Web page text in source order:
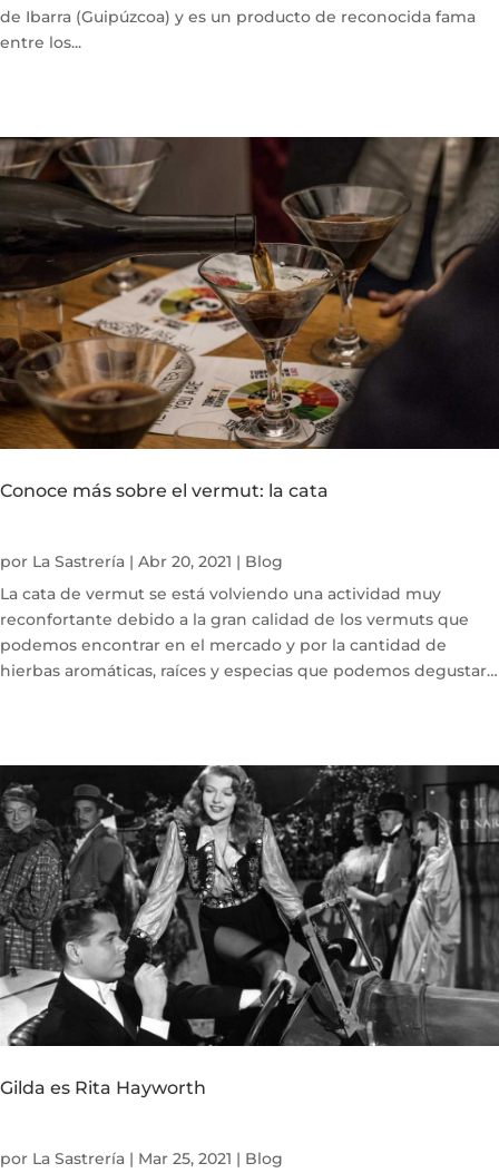
de Ibarra (Guipúzcoa) y es un producto de reconocida fama
entre los...
Conoce más sobre el vermut: la cata
por La Sastrería | Abr 20, 2021 | Blog
La cata de vermut se está volviendo una actividad muy
reconfortante debido a la gran calidad de los vermuts que
podemos encontrar en el mercado y por la cantidad de
hierbas aromáticas, raíces y especias que podemos degustar
Gilda es Rita Hayworth
por La Sastrería | Mar 25, 2021 | Blog